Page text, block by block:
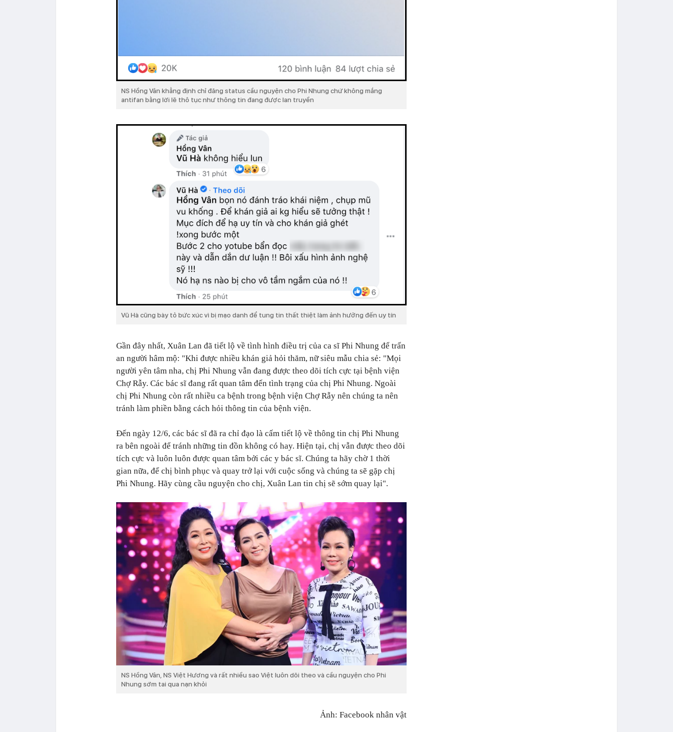
NS Hồng Vân khẳng định chỉ đăng status cầu nguyện cho Phi Nhung chứ không mắng
antifan bằng lời lẽ thô tục như thông tin đang được lan truyền
Vũ Hà cũng bày tỏ bức xúc vì bị mạo danh để tung tin thất thiệt làm ảnh hưởng đến uy tín
Gần đây nhất, Xuân Lan đã tiết lộ về tình hình điều trị của ca sĩ Phi Nhung để trấn
an người hâm mộ: "Khi được nhiều khán giả hỏi thăm, nữ siêu mẫu chia sẻ: "Mọi
người yên tâm nha, chị Phi Nhung vẫn đang được theo dõi tích cực tại bệnh viện
Chợ Rẫy. Các bác sĩ đang rất quan tâm đến tình trạng của chị Phi Nhung. Ngoài
chị Phi Nhung còn rất nhiều ca bệnh trong bệnh viện Chợ Rẫy nên chúng ta nên
tránh làm phiền bằng cách hỏi thông tin của bệnh viện.
Đến ngày 12/6, các bác sĩ đã ra chỉ đạo là cấm tiết lộ về thông tin chị Phi Nhung
ra bên ngoài để tránh những tin đồn không có hay. Hiện tại, chị vẫn được theo dõi
tích cực và luôn luôn được quan tâm bởi các y bác sĩ. Chúng ta hãy chờ 1 thời
gian nữa, để chị bình phục và quay trở lại với cuộc sống và chúng ta sẽ gặp chị
Phi Nhung. Hãy cùng cầu nguyện cho chị, Xuân Lan tin chị sẽ sớm quay lại".
NS Hồng Vân, NS Việt Hương và rất nhiều sao Việt luôn dõi theo và cầu nguyện cho Phi
Nhung sớm tai qua nạn khỏi
Ảnh: Facebook nhân vật